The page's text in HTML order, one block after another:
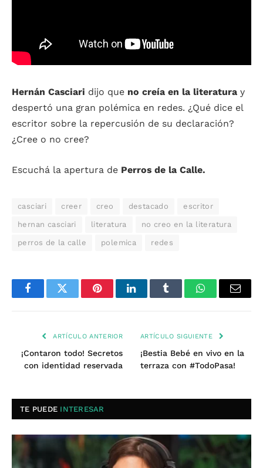
Hernán Casciari dijo que no creía en la literatura y
despertó una gran polémica en redes. ¿Qué dice el
escritor sobre la repercusión de su declaración?
¿Cree o no cree?
Escuchá la apertura de Perros de la Calle.
casciari creer creo destacado escritor
hernan casciari literatura no creo en la literatura
perros de la calle polemica redes
FacebookTwitter PinterestLinkedInTumblr WhatsAppEmail
ARTÍCULO ANTERIOR
¡Contaron todo! Secretos
con identidad reservada
ARTÍCULO SIGUIENTE
¡Bestia Bebé en vivo en la
terraza con #TodoPasa!
TE PUEDE INTERESAR